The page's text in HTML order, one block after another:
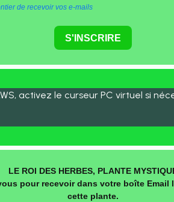
de recevoir vos e-mails
S'INSCRIRE
activez le curseur PC virtuel si
LE ROI DES HERBES, PLANTE
pour recevoir dans votre boîte Email
cette plante.